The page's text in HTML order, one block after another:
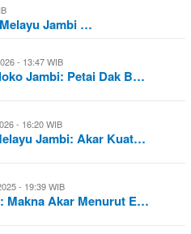
Jambi …
- 13:47 WIB
Jambi: Petai Dak B…
- 16:20 WIB
Jambi: Akar Kuat…
- 19:39 WIB
Makna Akar Menurut E…